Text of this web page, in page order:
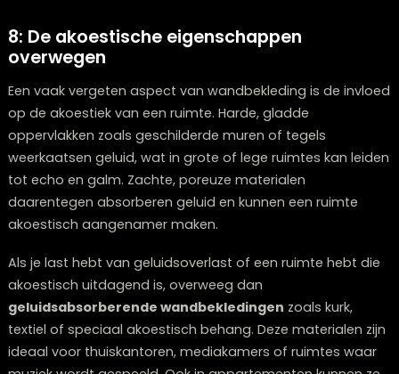
Voor ruimtes met veel verkeer of waar kinderen
laag ideaal. Deze kunnen worden schoongemaakt
de afwerking te beschadigen. Textiele wandbekleding
stof verzamelen en regelmatig stofzuigen vereisen.
panelen moeten mogelijk periodiek worden
hun schoonheid te behouden. Kies een
dat past bij je levensstijl en de tijd die je bereid bent te
investeren.
Twijfelt u over welke meubels bij elkaar passen?
Onze stylisten denken graag met u mee.